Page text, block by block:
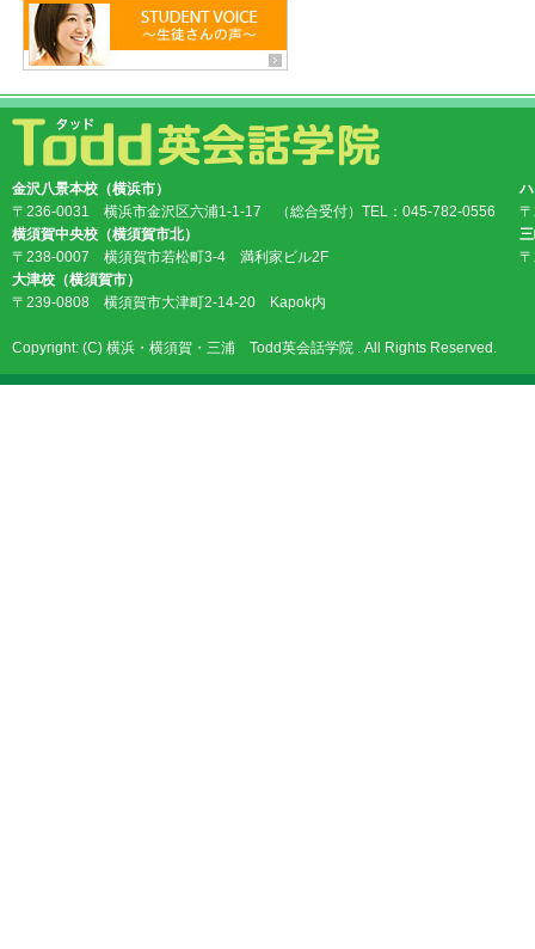
金沢八景本校（横浜市）
〒236-0031 横浜市金沢区六浦1-1-17 （総合受付）TEL：045-782-0556
横須賀中央校（横須賀市北）
〒238-0007 横須賀市若松町3-4 満利家ビル2F
大津校（横須賀市）
〒239-0808 横須賀市大津町2-14-20 Kapok内
Copyright: (C) 横浜・横須賀・三浦 Todd英会話学院 . All Rights Reserved.